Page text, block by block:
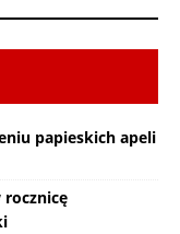
papieskich apeli